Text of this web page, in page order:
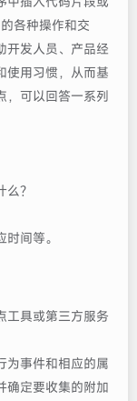
各种操作和交
开发人员、产品经
使用习惯，从而基
，可以回答一系列
？
间等。
具或第三方服务
事件和相应的属
确定要收集的附加